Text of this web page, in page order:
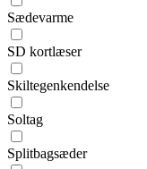
Sædevarme
SD kortlæser
Skiltegenkendelse
Soltag
Splitbagsæder